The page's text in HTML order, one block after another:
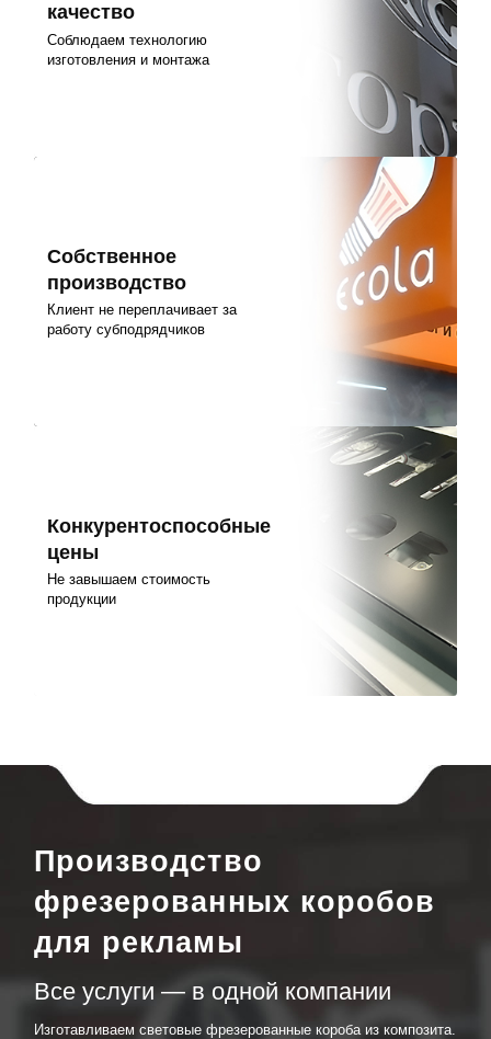
качество
Соблюдаем технологию
изготовления и монтажа
Собственное
производство
Клиент не переплачивает за
работу субподрядчиков
Конкурентоспособные
цены
Не завышаем стоимость
продукции
Производство
фрезерованных коробов
для рекламы
Все услуги — в одной компании
Изготавливаем световые фрезерованные короба из композита.